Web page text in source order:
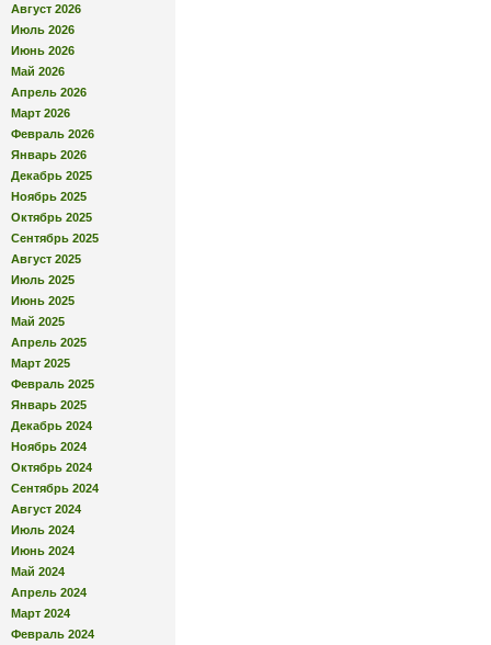
Август 2026
Июль 2026
Июнь 2026
Май 2026
Апрель 2026
Март 2026
Февраль 2026
Январь 2026
Декабрь 2025
Ноябрь 2025
Октябрь 2025
Сентябрь 2025
Август 2025
Июль 2025
Июнь 2025
Май 2025
Апрель 2025
Март 2025
Февраль 2025
Январь 2025
Декабрь 2024
Ноябрь 2024
Октябрь 2024
Сентябрь 2024
Август 2024
Июль 2024
Июнь 2024
Май 2024
Апрель 2024
Март 2024
Февраль 2024